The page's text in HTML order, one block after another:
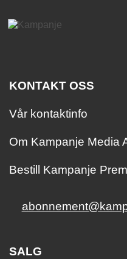
KONTAKT OSS
Vår kontaktinfo
Om Kampanje Media
Bestill Kampanje
SALG